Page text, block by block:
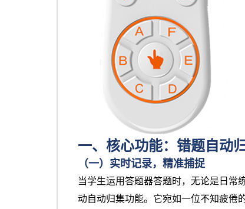
一、核心功能：错题自动
（一）实时记录，精准捕捉
当学生运用答题器答题时，无论是日常
动自动归集功能。它宛如一位不知疲倦